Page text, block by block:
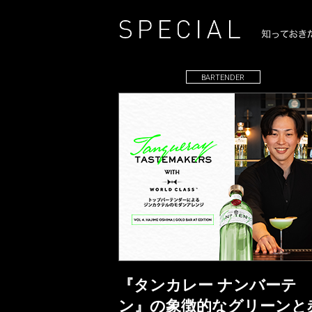
BARTENDER
『タンカレー ナンバーテ
ン』の象徴的なグリーンと